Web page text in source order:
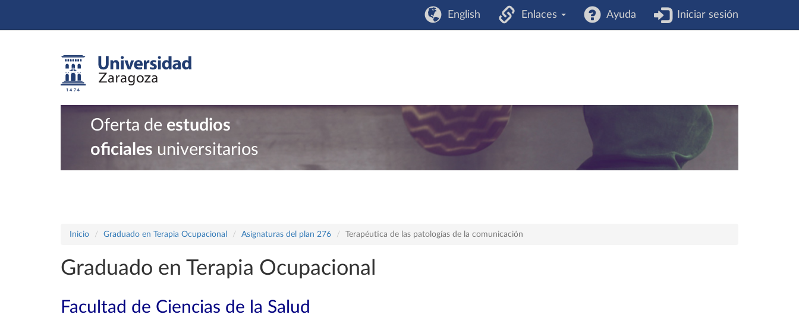
English Enlaces Ayuda Iniciar sesión
Oferta de estudios
oficiales universitarios
Inicio Graduado en Terapia Ocupacional Asignaturas del plan 276 Terapéutica de las patologías de la comunicación
Graduado en Terapia Ocupacional
Facultad de Ciencias de la Salud